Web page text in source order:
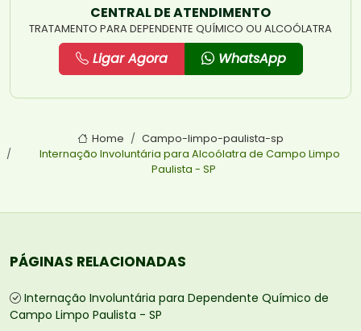
CENTRAL DE ATENDIMENTO
TRATAMENTO PARA DEPENDENTE QUÍMICO OU ALCOÓLATRA
Ligar Agora WhatsApp
Home
Campo-limpo-paulista-sp
Internação Involuntária para Alcoólatra de Campo Limpo
Paulista - SP
PÁGINAS RELACIONADAS
Internação Involuntária para Dependente Químico de
Campo Limpo Paulista - SP